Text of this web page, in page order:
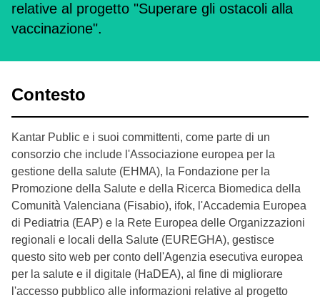
relative al progetto "Superare gli ostacoli alla
vaccinazione".
Contesto
Kantar Public e i suoi committenti, come parte di un
consorzio che include l'Associazione europea per la
gestione della salute (EHMA), la Fondazione per la
Promozione della Salute e della Ricerca Biomedica della
Comunità Valenciana (Fisabio), ifok, l'Accademia Europea
di Pediatria (EAP) e la Rete Europea delle Organizzazioni
regionali e locali della Salute (EUREGHA), gestisce
questo sito web per conto dell'Agenzia esecutiva europea
per la salute e il digitale (HaDEA), al fine di migliorare
l'accesso pubblico alle informazioni relative al progetto